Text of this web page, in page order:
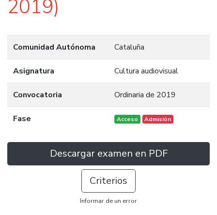
2019)
Comunidad Autónoma Cataluña
Asignatura Cultura audiovisual
Convocatoria Ordinaria de 2019
Fase Acceso Admisión
Descargar examen en PDF
Criterios
Informar de un error